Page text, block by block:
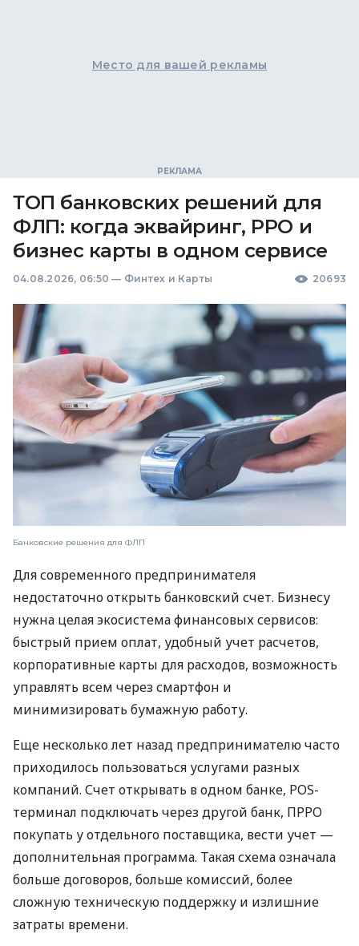
Место для вашей рекламы
ТОП банковских решений для
ФЛП: когда эквайринг, РРО и
бизнес карты в одном сервисе
04.08.2026, 06:50 — Финтех и Карты 20693
Банковские решения для ФЛП
Для современного предпринимателя
недостаточно открыть банковский счет. Бизнесу
нужна целая экосистема финансовых сервисов:
быстрый прием оплат, удобный учет расчетов,
корпоративные карты для расходов, возможность
управлять всем через смартфон и
минимизировать бумажную работу.
Еще несколько лет назад предпринимателю часто
приходилось пользоваться услугами разных
компаний. Счет открывать в одном банке, POS-
терминал подключать через другой банк, ПРРО
покупать у отдельного поставщика, вести учет —
дополнительная программа. Такая схема означала
больше договоров, больше комиссий, более
сложную техническую поддержку и излишние
затраты времени.